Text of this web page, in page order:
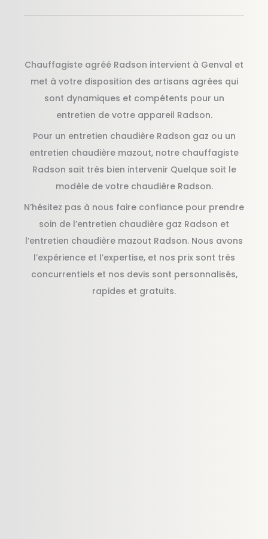
Chauffagiste agréé Radson intervient à Genval et
met à votre disposition des artisans agrées qui
sont dynamiques et compétents pour un
entretien de votre appareil Radson.
Pour un entretien chaudière Radson gaz ou un
entretien chaudière mazout, notre chauffagiste
Radson sait très bien intervenir Quelque soit le
modèle de votre chaudière Radson.
N’hésitez pas à nous faire confiance pour prendre
soin de l’entretien chaudière gaz Radson et
l’entretien chaudière mazout Radson. Nous avons
l’expérience et l’expertise, et nos prix sont très
concurrentiels et nos devis sont personnalisés,
rapides et gratuits.